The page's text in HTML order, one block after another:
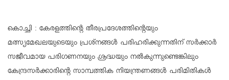
കൊച്ചി : കേരളത്തിൻ്റെ തീരപ്രദേശത്തിന്റെയും
മത്സ്യമേഖലയുടെയും പ്രശ്നങ്ങൾ പരിഹരിക്കുന്നതിന് സർക്കാർ
സജീവമായ പരിഗണനയും ശ്രദ്ധയും നൽകുന്നുണ്ടെങ്കിലും
കേന്ദ്രസർക്കാരിന്റെ സാമ്പത്തിക നിയന്ത്രണങ്ങൾ പരിമിതികൾ